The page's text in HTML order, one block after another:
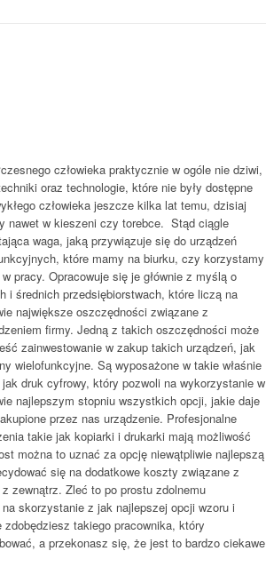
człowieka praktycznie w ogóle nie dziwi,
oraz technologie, które nie były dostępne
człowieka jeszcze kilka lat temu, dzisiaj
nawet w kieszeni czy torebce. Stąd ciągle
waga, jaką przywiązuje się do urządzeń
które mamy na biurku, czy korzystamy
pracy. Opracowuje się je głównie z myślą o
i średnich przedsiębiorstwach, które liczą na
największe oszczędności związane z
firmy. Jedną z takich oszczędności może
zainwestowanie w zakup takich urządzeń, jak
wielofunkcyjne. Są wyposażone w takie właśnie
druk cyfrowy, który pozwoli na wykorzystanie w
najlepszym stopniu wszystkich opcji, jakie daje
przez nas urządzenie. Profesjonalne
takie jak kopiarki i drukarki mają możliwość
można to uznać za opcję niewątpliwie najlepszą
się na dodatkowe koszty związane z
zewnątrz. Zleć to po prostu zdolnemu
skorzystanie z jak najlepszej opcji wzoru i
takiego pracownika, który
a przekonasz się, że jest to bardzo ciekawe